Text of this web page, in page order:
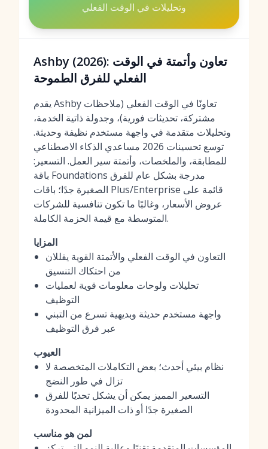
وتحليلات في الوقت الفعلي
Ashby (2026): تعاون وأتمتة في الوقت
الفعلي للفرق الطموحة
يقدم Ashby تعاونًا في الوقت الفعلي (ملاحظات
مشتركة، تحديثات فورية)، وجدولة ذاتية الخدمة،
وتحليلات متقدمة في واجهة مستخدم نظيفة وحديثة.
توسع تحسينات 2026 مساعدي الذكاء الاصطناعي
للمطابقة، والملخصات، وأتمتة سير العمل. التسعير:
باقة Foundations مدرجة بشكل عام للفرق
الصغيرة جدًا؛ باقات Plus/Enterprise قائمة على
عروض الأسعار، وغالبًا ما تكون تنافسية للشركات
المتوسطة مع قيمة الحزمة الكاملة.
المزايا
التعاون في الوقت الفعلي والأتمتة القوية يقللان
من احتكاك التنسيق
تحليلات ولوحات معلومات قوية لعمليات
التوظيف
واجهة مستخدم حديثة وبديهية تسرع من التبني
عبر فرق التوظيف
العيوب
نظام بيئي أحدث؛ بعض التكاملات المتخصصة لا
تزال في طور النضج
التسعير المميز يمكن أن يشكل تحديًا للفرق
الصغيرة جدًا أو ذات الميزانية المحدودة
لمن هو مناسب